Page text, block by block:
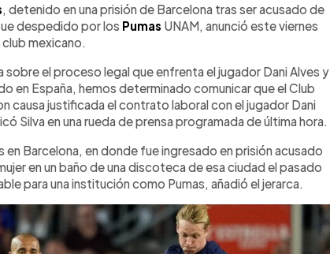
, detenido en una prisión de Barcelona tras ser acusado de
despedido por los Pumas UNAM, anunció este viernes
mexicano.
el proceso legal que enfrenta el jugador Dani Alves y
en España, hemos determinado comunicar que el Club
causa justificada el contrato laboral con el jugador Dani
Silva en una rueda de prensa programada de última hora.
Barcelona, en donde fue ingresado en prisión acusado
en un baño de una discoteca de esa ciudad el pasado
para una institución como Pumas, añadió el jerarca.